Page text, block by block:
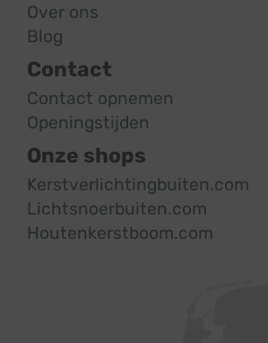
Over ons
Blog
Contact
Contact opnemen
Openingstijden
Onze shops
Kerstverlichtingbuiten.com
Lichtsnoerbuiten.com
Houtenkerstboom.com